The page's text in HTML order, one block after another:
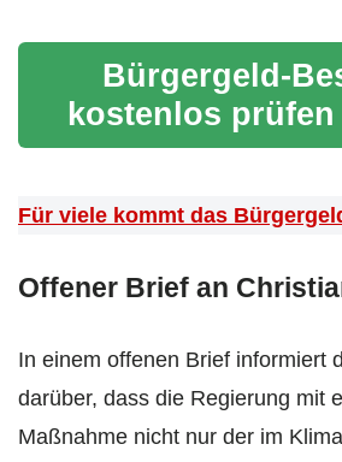
Bürgergeld-
kostenlos prüfen
Für viele kommt das
Offener Brief an
In einem offenen Brief informiert
darüber, dass die Regierung mit
Maßnahme nicht nur der im